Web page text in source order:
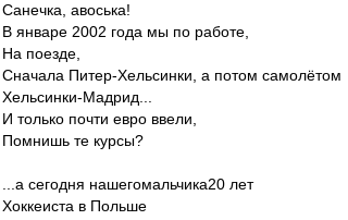
Санечка, авоська!
В январе 2002 года мы по работе,
На поезде,
Сначала Питер-Хельсинки, а потом самолётом
Хельсинки-Мадрид...
И только почти евро ввели,
Помнишь те курсы?
...а сегодня нашегомальчика20 лет
Хоккеиста в Польше